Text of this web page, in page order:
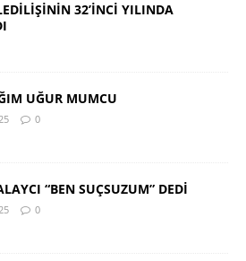
32’İNCİ YILINDA
UĞUR MUMCU
0
“BEN SUÇSUZUM” DEDİ
0